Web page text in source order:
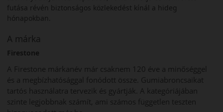
futása révén biztonságos közlekedést kínál a hideg
hónapokban.
A márka
Firestone
A Firestone márkanév már csaknem 120 éve a minőséggel
és a megbízhatósággal fonódott össze. Gumiabroncsaikat
tartós használatra tervezik és gyártják. A kategóriájában
szinte legjobbnak számít, ami számos független teszten